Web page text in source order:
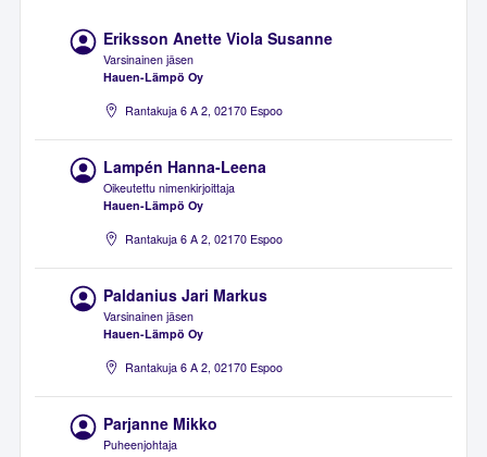
Eriksson Anette Viola Susanne
Varsinainen jäsen
Hauen-Lämpö Oy
Rantakuja 6 A 2, 02170 Espoo
Lampén Hanna-Leena
Oikeutettu nimenkirjoittaja
Hauen-Lämpö Oy
Rantakuja 6 A 2, 02170 Espoo
Paldanius Jari Markus
Varsinainen jäsen
Hauen-Lämpö Oy
Rantakuja 6 A 2, 02170 Espoo
Parjanne Mikko
Puheenjohtaja